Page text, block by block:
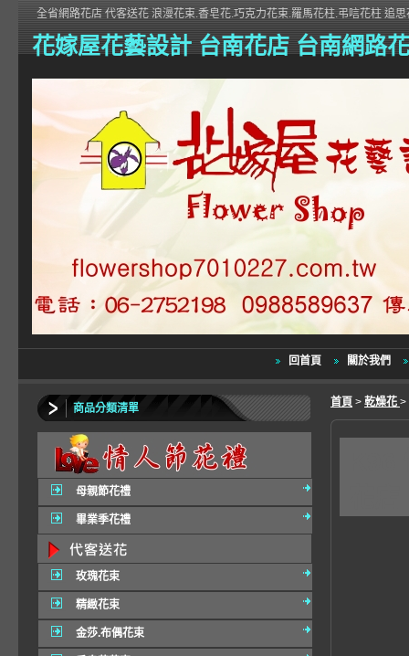
花嫁屋花藝設計 台南花店 台南網路
全省網路花店 代客送花 浪漫花束.香皂花.巧克力花束.羅馬花柱.弔唁花柱 追
回首頁 關於我們
商品分類清單
母親節花禮
畢業季花禮
玫瑰花束
精緻花束
金莎.布偶花束
首頁 > 乾燥花 >